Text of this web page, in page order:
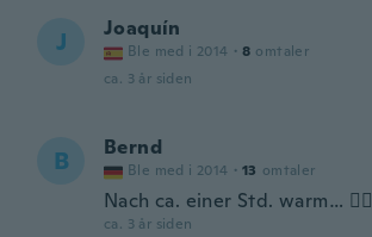
J Joaquín
Ble med i 2014 · 8 omtaler
ca. 3 år siden
B Bernd
Ble med i 2014 · 13 omtaler
Nach ca. einer Std. warm… 👍🏻
ca. 3 år siden